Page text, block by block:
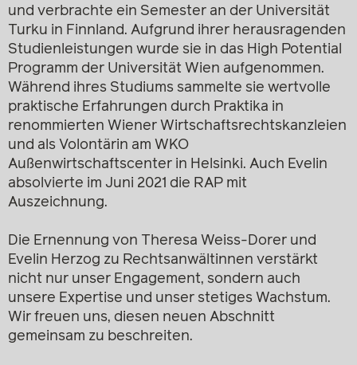
und verbrachte ein Semester an der Universität
Turku in Finnland. Aufgrund ihrer herausragenden
Studienleistungen wurde sie in das High Potential
Programm der Universität Wien aufgenommen.
Während ihres Studiums sammelte sie wertvolle
praktische Erfahrungen durch Praktika in
renommierten Wiener Wirtschaftsrechtskanzleien
und als Volontärin am WKO
Außenwirtschaftscenter in Helsinki. Auch Evelin
absolvierte im Juni 2021 die RAP mit
Auszeichnung.
Die Ernennung von Theresa Weiss-Dorer und
Evelin Herzog zu Rechtsanwältinnen verstärkt
nicht nur unser Engagement, sondern auch
unsere Expertise und unser stetiges Wachstum.
Wir freuen uns, diesen neuen Abschnitt
gemeinsam zu beschreiten.